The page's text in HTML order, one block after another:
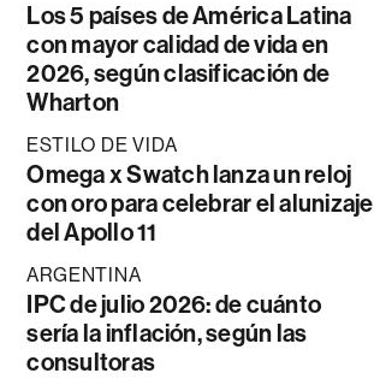
Los 5 países de América Latina
con mayor calidad de vida en
2026, según clasificación de
Wharton
ESTILO DE VIDA
Omega x Swatch lanza un reloj
con oro para celebrar el alunizaje
del Apollo 11
ARGENTINA
IPC de julio 2026: de cuánto
sería la inflación, según las
consultoras